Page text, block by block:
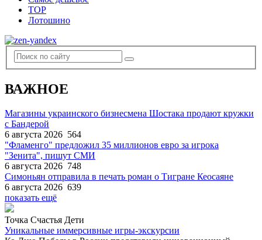
TOP
Лотошино
ВАЖНОЕ
Магазины украинского бизнесмена Шостака продают кружки
с Бандерой
6 августа 2026 564
"Фламенго" предложил 35 миллионов евро за игрока
"Зенита", пишут СМИ
6 августа 2026 748
Симоньян отправила в печать роман о Тигране Кеосаяне
6 августа 2026 639
показать ещё
Точка Счастья Дети
Уникальные иммерсивные игры-экскурсии